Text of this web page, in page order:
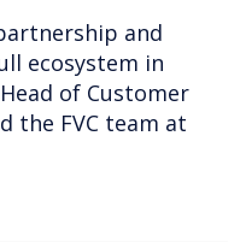
and
ecosystem in
of Customer
the FVC team at